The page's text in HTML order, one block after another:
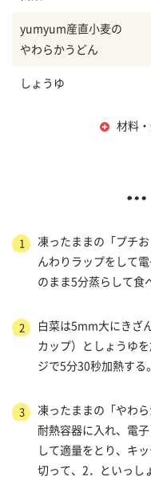
yumyum産直小麦の
やわらかうどん
しょうゆ
材料
1
凍ったままの「プチ
んわりラップをして
のまま5分蒸らして食
2
白菜は5mm大にきざ
カップ）としょうゆ
ジで5分30秒加熱する。
3
凍ったままの「やわ
耐熱容器に入れ、電
して適量をとり、キ
切って、2．といっし